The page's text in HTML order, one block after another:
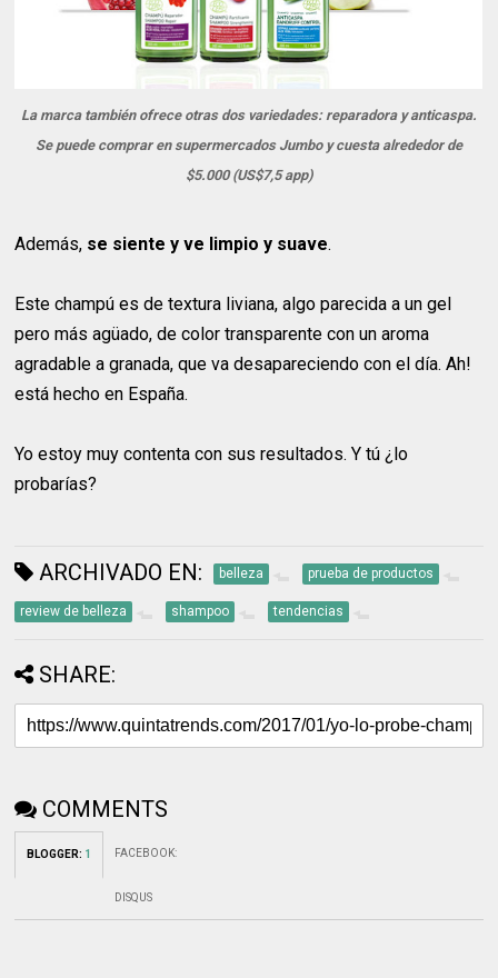
La marca también ofrece otras dos variedades: reparadora y anticaspa.
Se puede comprar en supermercados Jumbo y cuesta alrededor de
$5.000 (US$7,5 app)
Además, se siente y ve limpio y suave.
Este champú es de textura liviana, algo parecida a un gel
pero más agüado, de color transparente con un aroma
agradable a granada, que va desapareciendo con el día. Ah!
está hecho en España.
Yo estoy muy contenta con sus resultados. Y tú ¿lo
probarías?
ARCHIVADO EN: belleza prueba de productos
review de belleza shampoo tendencias
SHARE:
COMMENTS
BLOGGER: 1 FACEBOOK:
DISQUS